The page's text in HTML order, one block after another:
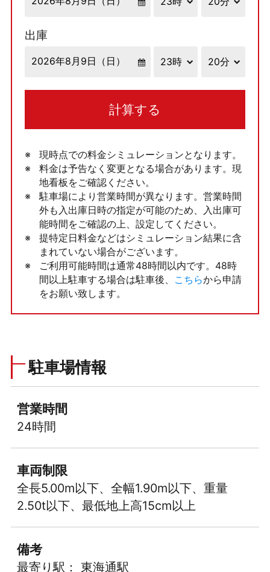
出庫
計算する
現時点での料金シミュレーションとなります。
料金は予告なく変更となる場合があります。現
地看板をご確認ください。
駐車場により営業時間が異なります。営業時間
外も入出庫日時の指定が可能のため、入出庫可
能時間をご確認の上、設定してください。
提特定日料金などはシミュレーション結果に含
まれていない場合がございます。
ご利用可能時間は通常48時間以内です。48時
間以上駐車する場合は駐車後、
こちらから申請
をお願い致します。
駐車場情報
営業時間
24時間
車両制限
全長5.00m以下、全幅1.90m以下、重量
2.50t以下、最低地上高15cm以上
備考
最寄り駅： 東海通駅